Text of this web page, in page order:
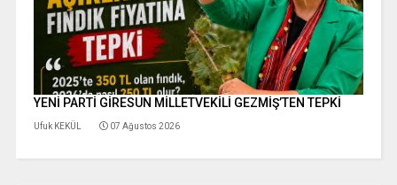
YENİ PARTİ GİRESUN MİLLETVEKİLİ GEZMİŞ’TEN TEPKİ
Ufuk KEKÜL 07 Ağustos 2026